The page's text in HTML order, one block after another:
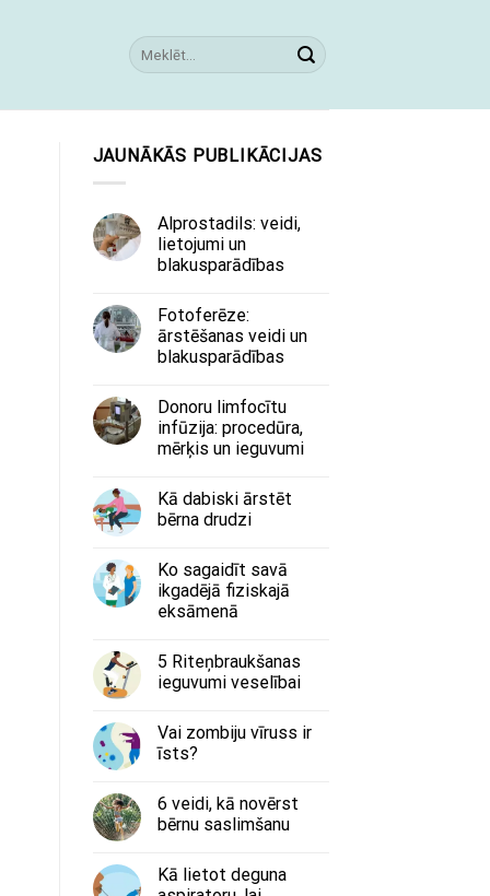
JAUNĀKĀS PUBLIKĀCIJAS
Alprostadils: veidi,
lietojumi un
blakusparādības
Fotoferēze:
ārstēšanas veidi un
blakusparādības
Donoru limfocītu
infūzija: procedūra,
mērķis un ieguvumi
Kā dabiski ārstēt
bērna drudzi
Ko sagaidīt savā
ikgadējā fiziskajā
eksāmenā
5 Riteņbraukšanas
ieguvumi veselībai
Vai zombiju vīruss ir
īsts?
6 veidi, kā novērst
bērnu saslimšanu
Kā lietot deguna